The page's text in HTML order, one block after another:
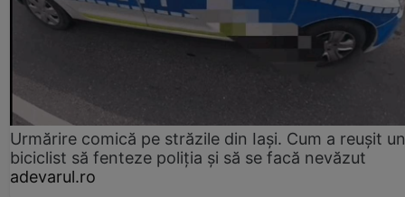
Urmărire comică pe străzile din Iași. Cum a reușit un
biciclist să fenteze poliția și să se facă nevăzut
adevarul.ro